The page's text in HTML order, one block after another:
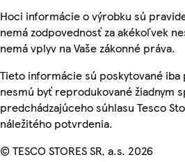
Hoci informácie o výrobku sú
nemá zodpovednosť za akékoľvek
nemá vplyv na Vaše zákonné práva.
Tieto informácie sú poskytované
nesmú byť reprodukované žiadnym
predchádzajúceho súhlasu Tesco
náležitého potvrdenia.
© TESCO STORES SR, a.s. 2026